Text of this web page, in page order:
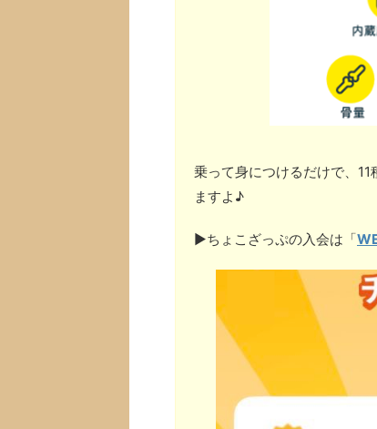
乗って身につけるだけで、
ますよ♪
▶︎ちょこざっぷの入会は「